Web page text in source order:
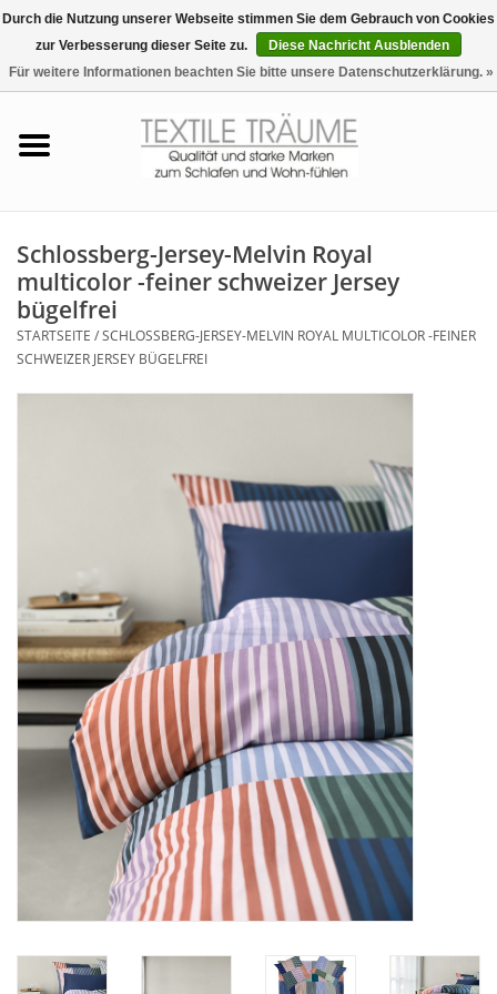
0 Artikel - €0,00
Tag & Nachtwäsche
Freizeit-Hausanzüge
Mode & Accessoires
Edles aus Cashmere
Tisch & Küche
Geschenkideen und
Schlossberg-Jersey-Melvin Royal
multicolor -feiner schweizer Jersey
bügelfrei
STARTSEITE /SCHLOSSBERG-JERSEY-MELVIN ROYAL MULTICOLOR -FEINER
SCHWEIZER JERSEY BÜGELFREI
Durch die Nutzung unserer Webseite stimmen Sie dem Gebrauch von Cookies
zur Verbesserung dieser Seite zu.
Diese Nachricht Ausblenden
Für weitere Informationen beachten Sie bitte unsere Datenschutzerklärung. »